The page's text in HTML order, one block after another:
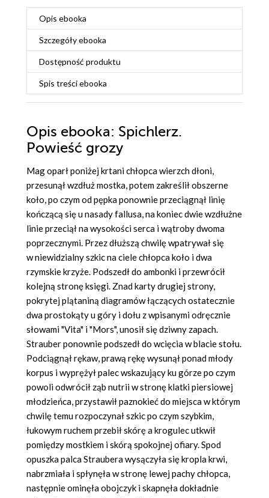
Opis ebooka
Szczegółyebooka
Dostępność produktu
Spis treściebooka
Opis ebooka: Spichlerz.
Powieść grozy
Mag oparł poniżej krtani chłopca wierzch dłoni,
przesunął wzdłuż mostka, potem zakreślił obszerne
koło, po czym od pępka ponownie przeciągnął linię
kończącą się u nasady fallusa, na koniec dwie wzdłużne
linie przeciął na wysokości serca i wątroby dwoma
poprzecznymi. Przez dłuższą chwilę wpatrywał się
w niewidzialny szkic na ciele chłopca koło i dwa
rzymskie krzyże. Podszedł do ambonki i przewrócił
kolejną stronę księgi. Znad karty drugiej strony,
pokrytej plątaniną diagramów łączących ostatecznie
dwa prostokąty u góry i dołu z wpisanymi odręcznie
słowami "Vita" i "Mors", unosił się dziwny zapach.
Strauber ponownie podszedł do wcięcia w blacie stołu.
Podciągnął rękaw, prawą rękę wysunął ponad młody
korpus i wyprężył palec wskazujący ku górze po czym
powoli odwrócił ząb nutrii w stronę klatki piersiowej
młodzieńca, przystawił paznokieć do miejsca w którym
chwilę temu rozpoczynał szkic po czym szybkim,
łukowym ruchem przebił skórę a krogulec utkwił
pomiędzy mostkiem i skórą spokojnej ofiary. Spod
opuszka palca Straubera wysączyła się kropla krwi,
nabrzmiała i spłynęła w stronę lewej pachy chłopca,
następnie ominęła obojczyk i skapnęła dokładnie